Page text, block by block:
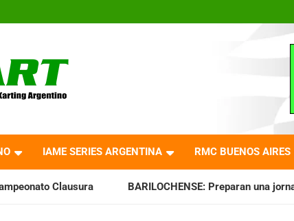
del
Argentina
IAME SERIES ARGENTINA RMC BUENOS AIRES
BARILOCHENSE: Preparan una jornada a puro espectáculo